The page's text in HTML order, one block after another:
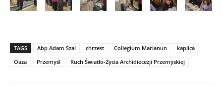
TAGS Abp Adam Szal chrzest Collegium Marianun
kaplica
Oaza
Przemyśl Ruch Światło-Życia Archidiecezji Przemyskiej